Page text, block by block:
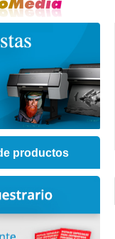
productos